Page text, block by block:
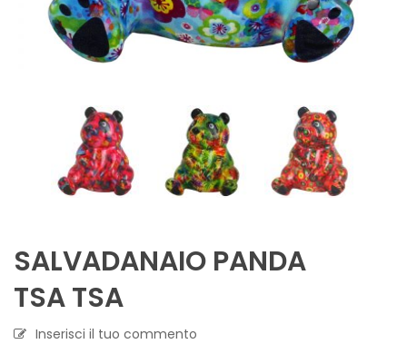
SALVADANAIO PANDA
TSA TSA
Inserisci il tuo commento